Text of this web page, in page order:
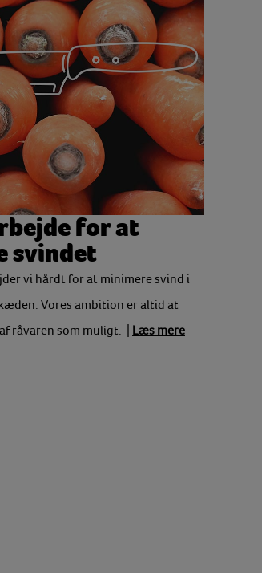
for at
svindet
vi hårdt for at minimere svind i
Vores ambition er altid at
råvaren som muligt. | Læs mere